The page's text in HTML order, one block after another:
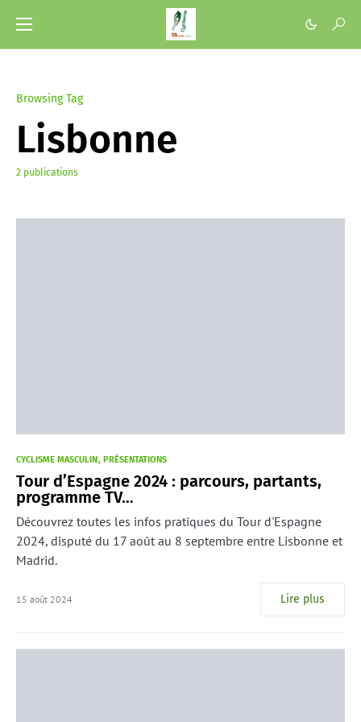
Browsing Tag
Lisbonne
2 publications
CYCLISME MASCULIN PRÉSENTATIONS
Tour d’Espagne 2024 : parcours, partants,
programme TV…
Découvrez toutes les infos pratiques du Tour d'Espagne
2024, disputé du 17 août au 8 septembre entre Lisbonne et
Madrid.
15 août 2024 Lire plus